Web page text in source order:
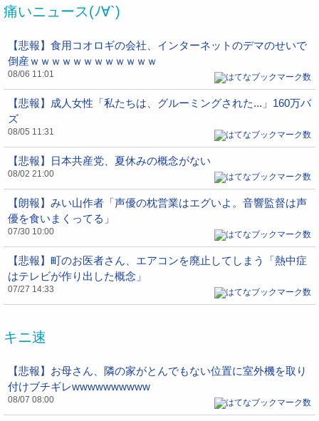
痛いニュース(ﾉ∀`)
【悲報】食用コオロギの会社、インターネットのデマのせいで
倒産ｗｗｗｗｗｗｗｗｗｗｗｗ
08/06 11:01
【悲報】成人女性「私たちは、グルーミングされた...」160万バ
ズ
08/05 11:31
【悲報】日本共産党、夏休みの概念がない
08/02 21:00
【朗報】みい山作者「声優の枕営業はエグいよ。音響監督は声
優を食いまくってる」
07/30 10:00
【悲報】町のお医者さん、エアコンを廃止してしまう「熱中症
はテレビが作り出した概念」
07/27 14:33
キニ速
【悲報】お母さん、隣の家がとんでもない位置に室外機を取り
付けブチギレwwwwwwwwww
08/07 08:00